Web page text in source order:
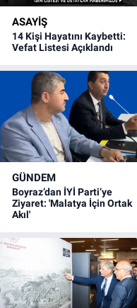
ASAYIŞ
14 Kişi Hayatını Kaybetti:
Vefat Listesi Açıklandı
GÜNDEM
Boyraz’dan İYİ Parti’ye
Ziyaret: 'Malatya İçin Ortak
Akıl'